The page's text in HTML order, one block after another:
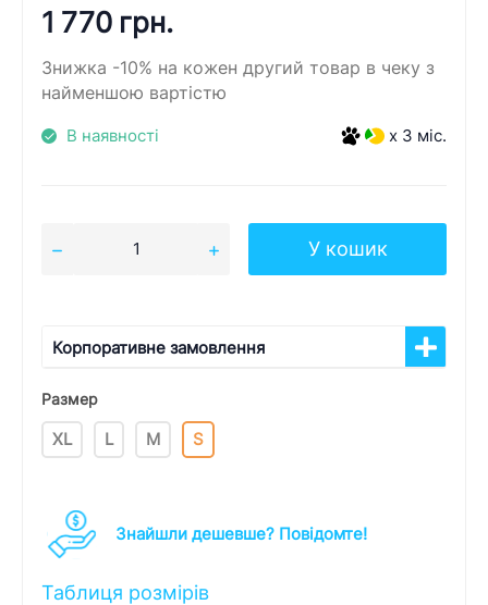
1 770 грн.
Знижка -10% на кожен другий товар в чеку з
найменшою вартістю
В наявності x 3 міс.
У кошик
Корпоративне замовлення
Размер
XL L M S
Знайшли дешевше? Повідомте!
Таблиця розмірів